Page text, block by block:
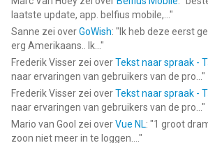
laatste update, app. belfius mobile,... "
Sanne zei overGoWish: " Ik heb deze eerst
erg Amerikaans.. Ik... "
Frederik Visser zei overTekst naar spraak -
naar ervaringen van gebruikers van de pro... "
Frederik Visser zei overTekst naar spraak -
naar ervaringen van gebruikers van de pro... "
Mario van Gool zei overVue NL: "1 groot
zoon niet meer in te loggen.... "